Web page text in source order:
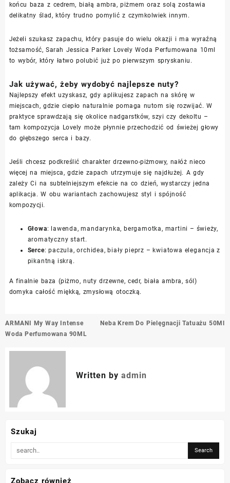
końcu baza z cedrem, białą ambra, piżmem oraz solą zostawia
delikatny ślad, który trudno pomylić z czymkolwiek innym.
Jeżeli szukasz zapachu, który pasuje do wielu okazji i ma wyraźną
tożsamość, Sarah Jessica Parker Lovely Woda Perfumowana 10ml
to wybór, który łatwo polubić już po pierwszym spryskaniu.
Jak używać, żeby wydobyć najlepsze nuty?
Najlepszy efekt uzyskasz, gdy aplikujesz zapach na skórę w
miejscach, gdzie ciepło naturalnie pomaga nutom się rozwijać. W
praktyce sprawdzają się okolice nadgarstków, szyi czy dekoltu –
tam kompozycja Lovely może płynnie przechodzić od świeżej głowy
do głębszego serca i bazy.
Jeśli chcesz podkreślić charakter drzewno-piżmowy, nałóż nieco
więcej na miejsca, gdzie zapach utrzymuje się najdłużej. A gdy
zależy Ci na subtelniejszym efekcie na co dzień, wystarczy jedna
aplikacja. W obu wariantach zachowujesz styl i spójność
kompozycji.
Głowa: lawenda, mandarynka, bergamotka, martini – świeży,
aromatyczny start.
Serce: paczula, orchidea, biały pieprz – kwiatowa elegancja z
pikantną iskrą.
A finalnie baza (piżmo, nuty drzewne, cedr, biała ambra, sól)
domyka całość miękką, zmysłową otoczką.
Nawigacja
wpisu
ARMANI My Way Intense
Woda Perfumowana 90ML
Neba Krem Do Pielęgnacji Tatuażu 50Ml
Written by admin
Szukaj
Zobacz również